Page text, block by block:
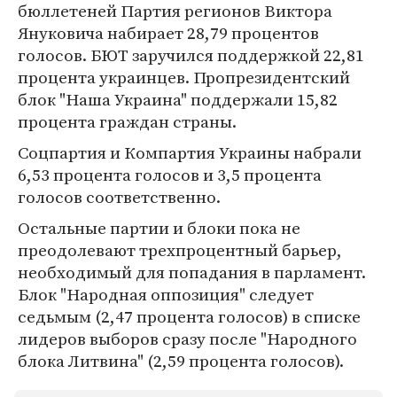
бюллетеней Партия регионов Виктора
Януковича набирает 28,79 процентов
голосов. БЮТ заручился поддержкой 22,81
процента украинцев. Пропрезидентский
блок "Наша Украина" поддержали 15,82
процента граждан страны.
Соцпартия и Компартия Украины набрали
6,53 процента голосов и 3,5 процента
голосов соответственно.
Остальные партии и блоки пока не
преодолевают трехпроцентный барьер,
необходимый для попадания в парламент.
Блок "Народная оппозиция" следует
седьмым (2,47 процента голосов) в списке
лидеров выборов сразу после "Народного
блока Литвина" (2,59 процента голосов).